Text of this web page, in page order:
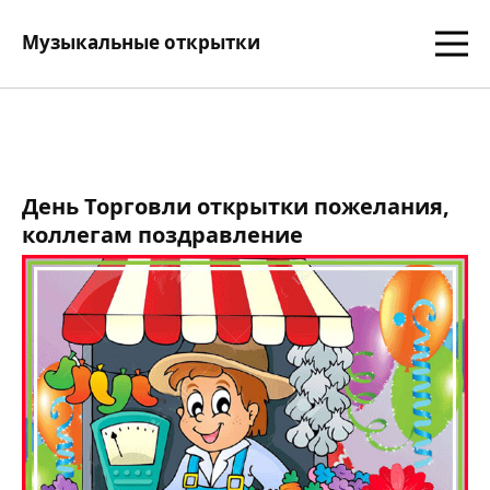
Музыкальные открытки
День Торговли открытки пожелания,
коллегам поздравление